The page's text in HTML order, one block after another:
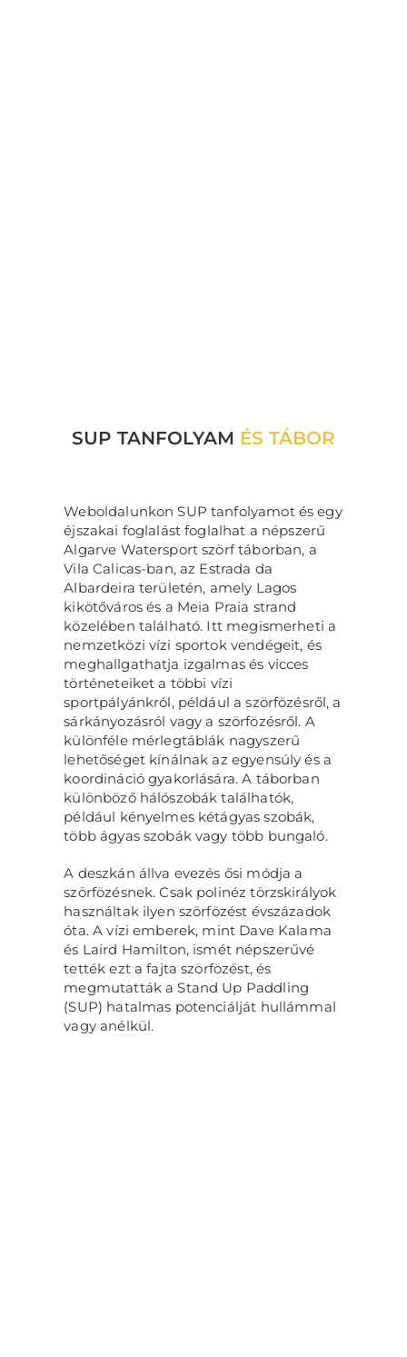
SUP TANFOLYAM ÉS TÁBOR
Weboldalunkon SUP tanfolyamot és egy
éjszakai foglalást foglalhat a népszerű
Algarve Watersport szörf táborban, a
Vila Calicas-ban, az Estrada da
Albardeira területén, amely Lagos
kikötőváros és a Meia Praia strand
közelében található. Itt megismerheti a
nemzetközi vízi sportok vendégeit, és
meghallgathatja izgalmas és vicces
történeteiket a többi vízi
sportpályánkról, például a szörfözésről, a
sárkányozásról vagy a szörfözésről. A
különféle mérlegtáblák nagyszerű
lehetőséget kínálnak az egyensúly és a
koordináció gyakorlására. A táborban
különböző hálószobák találhatók,
például kényelmes kétágyas szobák,
több ágyas szobák vagy több bungaló.
A deszkán állva evezés ősi módja a
szörfözésnek. Csak polinéz törzskirályok
használtak ilyen szörfözést évszázadok
óta. A vízi emberek, mint Dave Kalama
és Laird Hamilton, ismét népszerűvé
tették ezt a fajta szörfözést, és
megmutatták a Stand Up Paddling
(SUP) hatalmas potenciálját hullámmal
vagy anélkül.